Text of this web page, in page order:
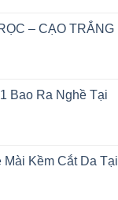
– CẠO TRẮNG
Bao Ra Nghề Tại
Kềm Cắt Da Tại